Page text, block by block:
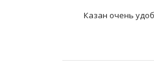
Казан очень